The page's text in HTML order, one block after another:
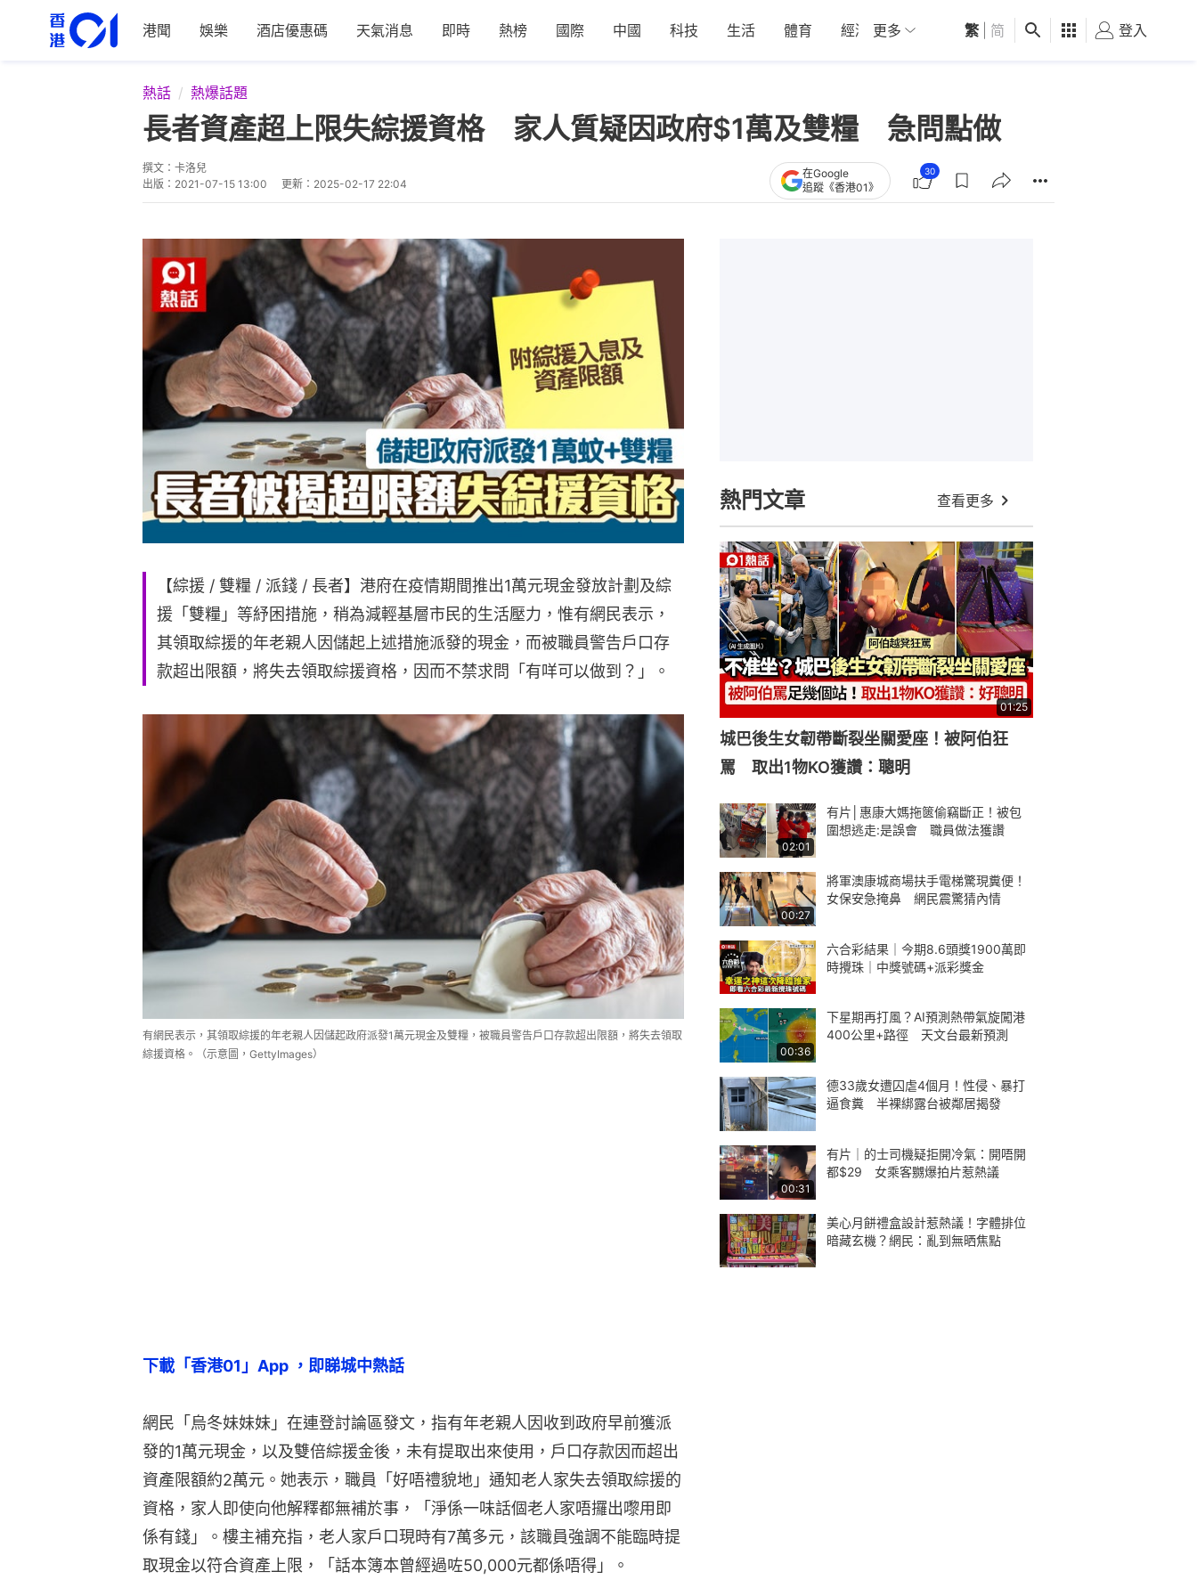
港聞 娛樂 酒店優惠碼 天氣消息 即時 熱榜 國際 中國 科技 生活 體育 經濟 01深圳 觀點 健康 好食玩飛
更多 繁 简 登入
熱話 熱爆話題
長者資產超上限失綜援資格 家人質疑因政府$1萬及雙糧 急問點做
撰文： 卡洛兒
出版： 2021-07-15 13:00 更新： 2025-02-17 22:04
在Google
追蹤《香港01》
30
【綜援 / 雙糧 / 派錢 / 長者】港府在疫情期間推出1萬元現金發放計劃及綜
援「雙糧」等紓困措施，稍為減輕基層市民的生活壓力，惟有網民表示，
其領取綜援的年老親人因儲起上述措施派發的現金，而被職員警告戶口存
款超出限額，將失去領取綜援資格，因而不禁求問「有咩可以做到？」。
有網民表示，其領取綜援的年老親人因儲起政府派發1萬元現金及雙糧，被職員警告戶口存款超出限額，將失去領取
綜援資格。（示意圖，GettyImages）
下載「香港01」App ，即睇城中熱話
網民「烏冬妹妹妹」在連登討論區發文，指有年老親人因收到政府早前獲派
發的1萬元現金，以及雙倍綜援金後，未有提取出來使用，戶口存款因而超出
資產限額約2萬元。她表示，職員「好唔禮貌地」通知老人家失去領取綜援的
資格，家人即使向他解釋都無補於事，「淨係一味話個老人家唔攞出嚟用即
係有錢」。樓主補充指，老人家戶口現時有7萬多元，該職員強調不能臨時提
取現金以符合資產上限，「話本簿本曾經過咗50,000元都係唔得」。
熱門文章 查看更多
01:25
城巴後生女韌帶斷裂坐關愛座！被阿伯狂
罵 取出1物KO獲讚：聰明
02:01
有片│惠康大媽拖篋偷竊斷正！被包
圍想逃走:是誤會 職員做法獲讚
00:27
將軍澳康城商場扶手電梯驚現糞便！
女保安急掩鼻 網民震驚猜內情
六合彩結果｜今期8.6頭獎1900萬即
時攪珠｜中獎號碼+派彩獎金
00:36
下星期再打風？AI預測熱帶氣旋闖港
400公里+路徑 天文台最新預測
德33歲女遭囚虐4個月！性侵、暴打
逼食糞 半裸綁露台被鄰居揭發
00:31
有片｜的士司機疑拒開冷氣：開唔開
都$29 女乘客嬲爆拍片惹熱議
美心月餅禮盒設計惹熱議！字體排位
暗藏玄機？網民：亂到無晒焦點